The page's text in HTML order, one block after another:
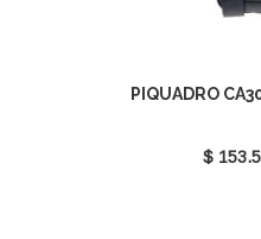
PIQUADRO
$